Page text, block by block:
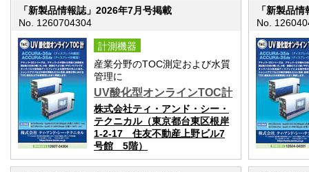
「新製品情報誌」2026年7月号掲載
No. 1260704304
計測機器
産業分野のTOC測定および水質
管理に
UV酸化型オンラインTOC計
株式会社ティ・アンド・シー・
テクニカル（東京都台東区根岸
1-2-17 住友不動産上野ビル7
号館 5階）
「新製品
No.